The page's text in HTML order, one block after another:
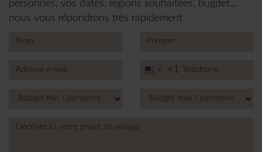
personnes, vos dates, régions souhaitées, bugdet...
nous vous répondrons très rapidement
United
+1
+1